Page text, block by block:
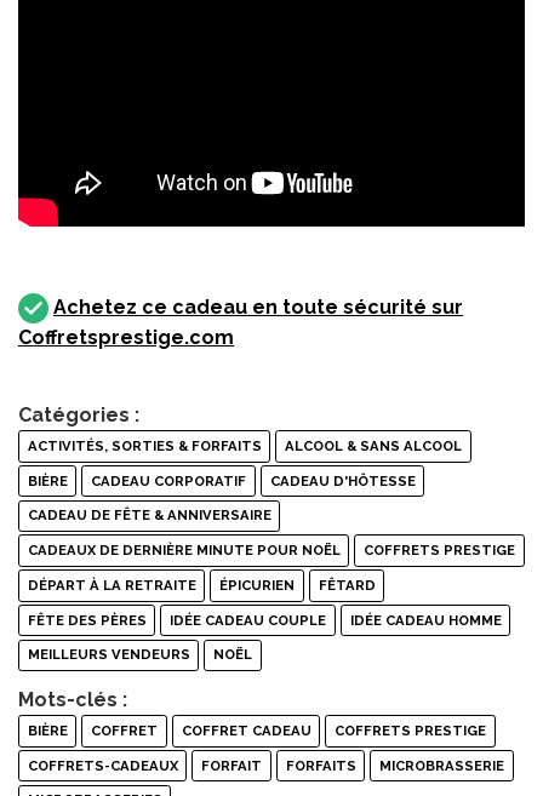
Achetez ce cadeau en toute sécurité sur
Coffretsprestige.com
Catégories :
ACTIVITÉS, SORTIES & FORFAITS ALCOOL & SANS ALCOOL
BIÈRE CADEAU CORPORATIF CADEAU D'HÔTESSE
CADEAU DE FÊTE & ANNIVERSAIRE
CADEAUX DE DERNIÈRE MINUTE POUR NOËL COFFRETS PRESTIGE
DÉPART À LA RETRAITE ÉPICURIEN FÊTARD
FÊTE DES PÈRES IDÉE CADEAU COUPLE IDÉE CADEAU HOMME
MEILLEURS VENDEURS NOËL
Mots-clés :
BIÈRE COFFRET COFFRET CADEAU COFFRETS PRESTIGE
COFFRETS-CADEAUX FORFAIT FORFAITS MICROBRASSERIE